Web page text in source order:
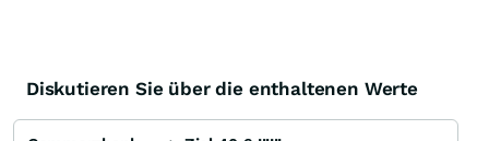
Diskutieren Sie über die enthaltenen Werte